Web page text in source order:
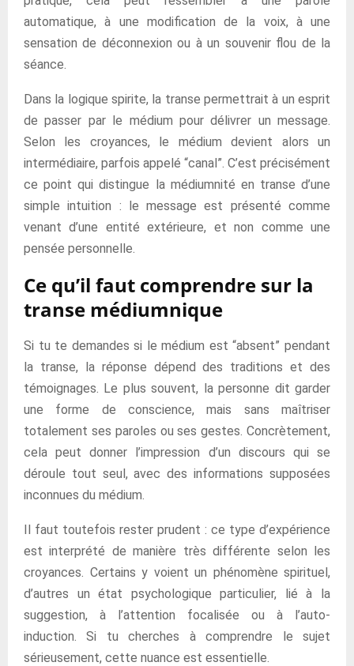
automatique, à une modification de la voix, à une
sensation de déconnexion ou à un souvenir flou de la
séance.
Dans la logique spirite, la transe permettrait à un esprit
de passer par le médium pour délivrer un message.
Selon les croyances, le médium devient alors un
intermédiaire, parfois appelé “canal”. C’est précisément
ce point qui distingue la médiumnité en transe d’une
simple intuition : le message est présenté comme
venant d’une entité extérieure, et non comme une
pensée personnelle.
Ce qu’il faut comprendre sur la
transe médiumnique
Si tu te demandes si le médium est “absent” pendant
la transe, la réponse dépend des traditions et des
témoignages. Le plus souvent, la personne dit garder
une forme de conscience, mais sans maîtriser
totalement ses paroles ou ses gestes. Concrètement,
cela peut donner l’impression d’un discours qui se
déroule tout seul, avec des informations supposées
inconnues du médium.
Il faut toutefois rester prudent : ce type d’expérience
est interprété de manière très différente selon les
croyances. Certains y voient un phénomène spirituel,
d’autres un état psychologique particulier, lié à la
suggestion, à l’attention focalisée ou à l’auto-
induction. Si tu cherches à comprendre le sujet
sérieusement, cette nuance est essentielle.